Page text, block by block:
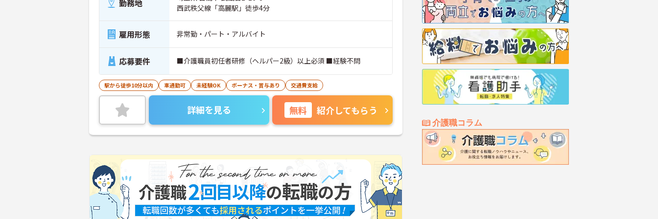
介護職コラム
勤務地
西武秩父線「高麗駅」徒歩4分
雇用形態 非常勤・パート・アルバイト
応募要件 ■介護職員初任者研修（ヘルパー2級）以上必須 ■経験不問
駅から徒歩10分以内 車通勤可 未経験OK ボーナス・賞与あり 交通費支給
詳細を見る 無料 紹介してもらう